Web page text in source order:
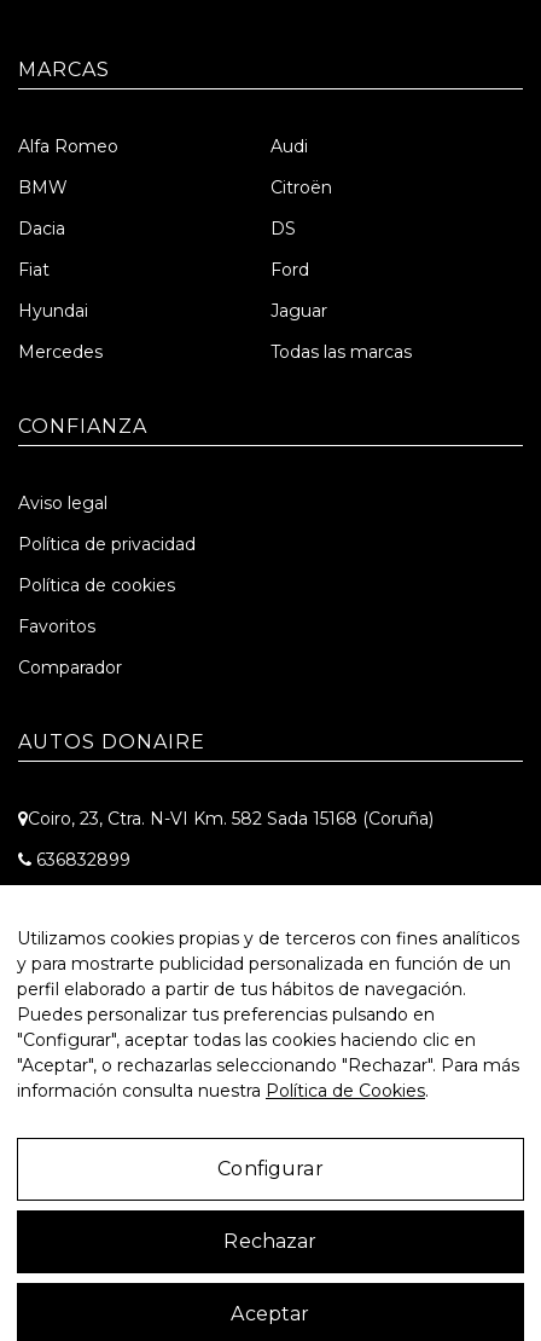
MARCAS
Alfa Romeo
Audi
BMW
Citroën
Dacia
DS
Fiat
Ford
Hyundai
Jaguar
Mercedes
Todas las marcas
CONFIANZA
Aviso legal
Política de privacidad
Política de cookies
Favoritos
Comparador
AUTOS DONAIRE
Coiro, 23, Ctra. N-VI Km. 582 Sada 15168 (Coruña)
636832899
L-V: 10:00-20:00; S: 10:30-13:30; D: cerrado
DIGITAL.VISITA INVENTARIO.PROY CONOCE NUESTRA SOLUCIÓN
GLOBAL
Utilizamos cookies propias y de terceros con fines analíticos
y para mostrarte publicidad personalizada en función de un
perfil elaborado a partir de tus hábitos de navegación.
Puedes personalizar tus preferencias pulsando en
"Configurar", aceptar todas las cookies haciendo clic en
"Aceptar", o rechazarlas seleccionando "Rechazar". Para más
información consulta nuestra Política de Cookies.
Configurar
Rechazar
Aceptar
Aviso Legal
Política de Privacidad